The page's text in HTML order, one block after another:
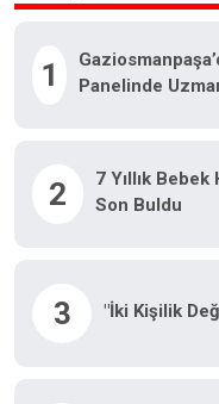
1
Panelinde
2
7 Yıllık
Son Buldu
3 "İki Kişilik